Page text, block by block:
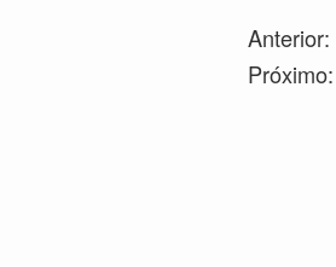
Anterior:
Próximo: